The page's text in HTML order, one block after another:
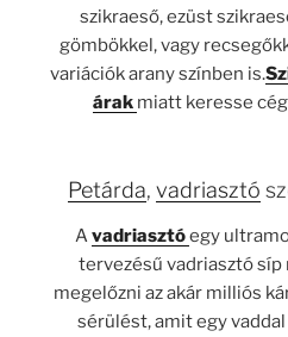
szikraeső, ezüst
gömbökkel, vagy
variációk arany színben is.
árak miatt keresse
Petárda, vadriasztó
Avadriasztóegy
tervezésű vadriasztó
megelőzni az akár milliós
sérülést, amit egy